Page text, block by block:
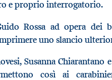
e proprio interrogatorio.
Rossa ad opera dei
uno slancio
Susanna
così ai